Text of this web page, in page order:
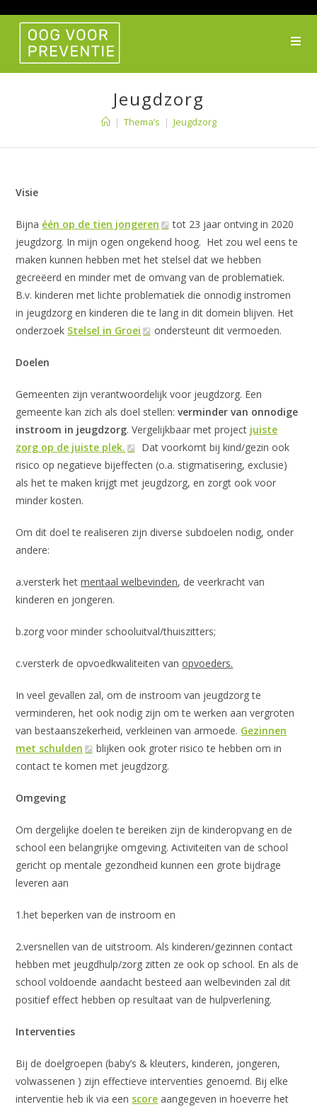
naar
inhoud
Jeugdzorg
| Thema’s | Jeugdzorg
Visie
Bijna één op de tien jongeren
tot 23 jaar ontving in 2020
jeugdzorg. In mijn ogen ongekend hoog. Het zou wel eens te
maken kunnen hebben met het stelsel dat we hebben
gecreëerd en minder met de omvang van de problematiek.
B.v. kinderen met lichte problematiek die onnodig instromen
in jeugdzorg en kinderen die te lang in dit domein blijven. Het
onderzoek Stelsel in Groei ondersteunt dit vermoeden.
Doelen
Gemeenten zijn verantwoordelijk voor jeugdzorg. Een
gemeente kan zich als doel stellen:verminder van onnodige
instroom in jeugdzorg. Vergelijkbaar met project juiste
zorg op de juiste plek.
Dat voorkomt bij kind/gezin ook
risico op negatieve bijeffecten (o.a. stigmatisering, exclusie)
als het te maken krijgt met jeugdzorg, en zorgt ook voor
minder kosten.
Om dit doel te realiseren zijn diverse subdoelen nodig, onder
andere:
a.versterk hetmentaal welbevinden, de veerkracht van
kinderen en jongeren.
b.zorg voor minder schooluitval/thuiszitters;
c.versterk de opvoedkwaliteiten vanopvoeders.
In veel gevallen zal, om de instroom van jeugdzorg te
verminderen, het ook nodig zijn om te werken aan vergroten
van bestaanszekerheid, verkleinen van armoede. Gezinnen
met schulden
blijken ook groter risico te hebben om in
contact te komen met jeugdzorg.
Omgeving
Om dergelijke doelen te bereiken zijn de kinderopvang en de
school een belangrijke omgeving. Activiteiten van de school
gericht op mentale gezondheid kunnen een grote bijdrage
leveren aan
1.het beperken van de instroom en
2.versnellen van de uitstroom. Als kinderen/gezinnen contact
hebben met jeugdhulp/zorg zitten ze ook op school. En als de
school voldoende aandacht besteed aan welbevinden zal dit
positief effect hebben op resultaat van de hulpverlening.
Interventies
Bij de doelgroepen (baby’s & kleuters, kinderen, jongeren,
volwassenen ) zijn effectieve interventies genoemd. Bij elke
interventie heb ik via een score aangegeven in hoeverre het